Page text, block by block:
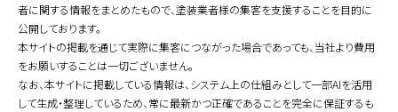
者に関する情報をまとめたもので、塗装業者様の集客を支援することを目的に
公開しております。
本サイトの掲載を通じて実際に集客につながった場合であっても、当社より費用
をお願いすることは一切ございません。
なお、本サイトに掲載している情報は、システム上の仕組みとして一部AIを活用
して生成・整理しているため、常に最新かつ正確であることを完全に保証するも